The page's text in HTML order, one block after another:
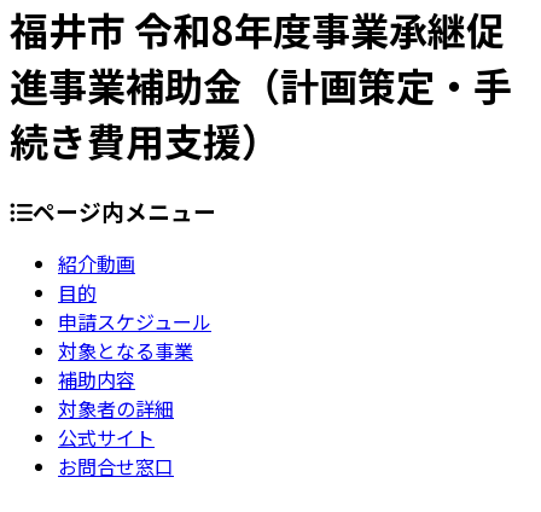
福井市 令和8年度事業承継促
進事業補助金（計画策定・手
続き費用支援）
ページ内メニュー
紹介動画
目的
申請スケジュール
対象となる事業
補助内容
対象者の詳細
公式サイト
お問合せ窓口